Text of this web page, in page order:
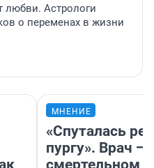
любви. Астрологи
о переменах в жизни
МНЕНИЕ
«Спуталась
пургу». Врач —
смертельном